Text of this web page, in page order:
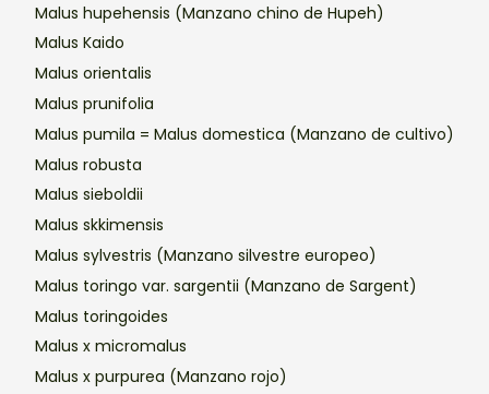
Malus hupehensis (Manzano chino de Hupeh)
Malus Kaido
Malus orientalis
Malus prunifolia
Malus pumila = Malus domestica (Manzano de cultivo)
Malus robusta
Malus sieboldii
Malus skkimensis
Malus sylvestris (Manzano silvestre europeo)
Malus toringo var. sargentii (Manzano de Sargent)
Malus toringoides
Malus x micromalus
Malus x purpurea (Manzano rojo)